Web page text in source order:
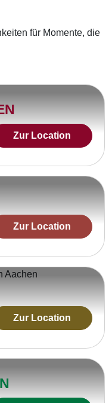
für Momente, die
Zur Location
Zur Location
Zur Location